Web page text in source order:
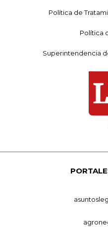
Política de
Política
Superintendencia